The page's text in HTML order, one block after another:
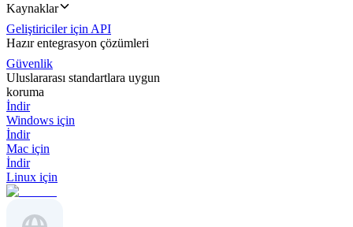
Kaynaklar
Geliştiriciler için API
Hazır entegrasyon çözümleri
Güvenlik
Uluslararası standartlara uygun
koruma
İndir
Windows için
İndir
Mac için
İndir
Linux için